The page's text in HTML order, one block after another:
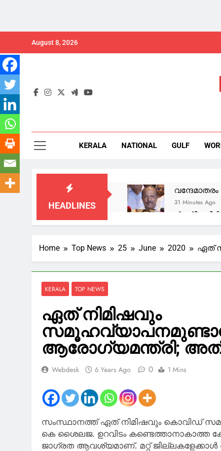
content
August 8, 2026
KERALA NATIONAL GULF
HEADLINES 31 Minutes Ago
അര്‍ജന്റീന
അഗസ്റ്റിന്‍
ലിയോണല്‍
അർജുൻ
3 Hours Ago
Home Top News 25 June 2020 ഏത്
KERALA TOP NEWS
ഏത് നിമിഷവും
ആരോഗ്യമന്ത്രി;
Webdesk 6 Years Ago 0 1 Mins
സംസ്ഥാനത്ത് ഏത് നിമിഷവും കൊവിഡ്
കെ ശൈലജ. ഉറവിടം
ജാഗ്രത ആവശ്യമാണ്. മറ്റ്